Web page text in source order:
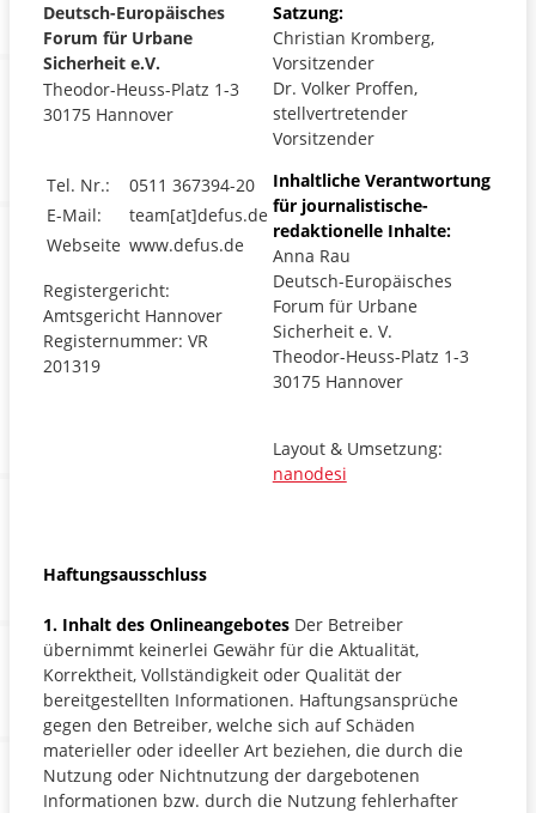
Deutsch-Europäisches
Forum für Urbane
Sicherheit e.V.
Theodor-Heuss-Platz 1-3
30175 Hannover
Tel. Nr.:
0511 367394-20
E-Mail:
team[at]defus.de
Webseite www.defus.de
Registergericht:
Amtsgericht Hannover
Registernummer: VR
201319
Satzung:
Christian Kromberg,
Vorsitzender
Dr. Volker Proffen,
stellvertretender
Vorsitzender
Inhaltliche Verantwortung
für journalistische-
redaktionelle Inhalte:
Anna Rau
Deutsch-Europäisches
Forum für Urbane
Sicherheit e. V.
Theodor-Heuss-Platz 1-3
30175 Hannover
Layout & Umsetzung:
nanodesi
Haftungsausschluss
1. Inhalt des Onlineangebotes Der Betreiber
übernimmt keinerlei Gewähr für die Aktualität,
Korrektheit, Vollständigkeit oder Qualität der
bereitgestellten Informationen. Haftungsansprüche
gegen den Betreiber, welche sich auf Schäden
materieller oder ideeller Art beziehen, die durch die
Nutzung oder Nichtnutzung der dargebotenen
Informationen bzw. durch die Nutzung fehlerhafter